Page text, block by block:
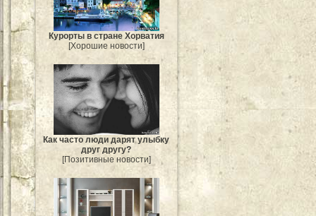
Курорты в стране Хорватия
[Хорошие новости]
Как часто люди дарят улыбку
друг другу?
[Позитивные новости]